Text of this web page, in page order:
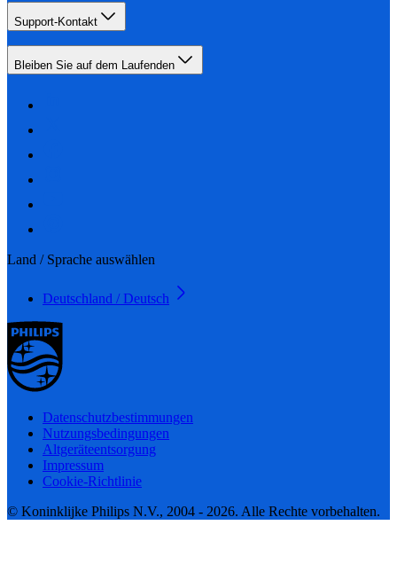
Support-Kontakt
Bleiben Sie auf dem Laufenden
Land / Sprache auswählen
Deutschland / Deutsch
Datenschutzbestimmungen
Nutzungsbedingungen
Altgeräteentsorgung
Impressum
Cookie-Richtlinie
© Koninklijke Philips N.V., 2004 - 2026. Alle Rechte vorbehalten.